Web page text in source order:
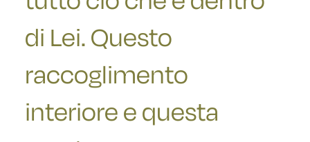
di Lei. Questo
raccoglimento
interiore e questa